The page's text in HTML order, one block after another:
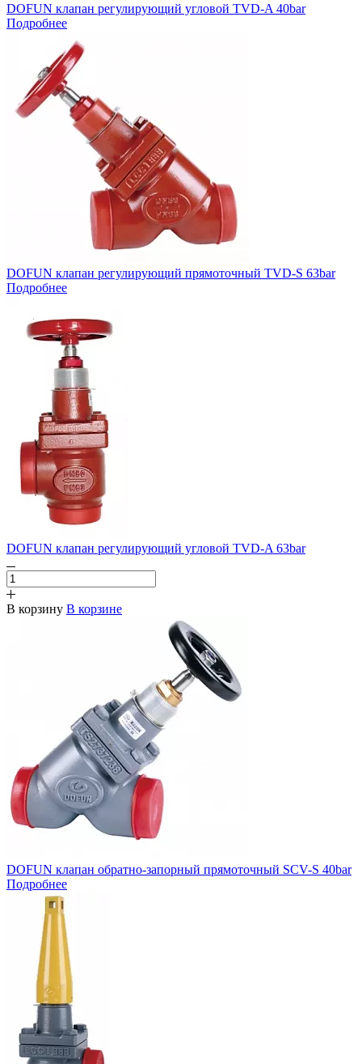
DOFUN клапан регулирующий угловой TVD-A 40bar
Подробнее
DOFUN клапан регулирующий прямоточный TVD-S 63bar
Подробнее
DOFUN клапан регулирующий угловой TVD-A 63bar
В корзину В корзине
DOFUN клапан обратно-запорный прямоточный SCV-S 40bar
Подробнее